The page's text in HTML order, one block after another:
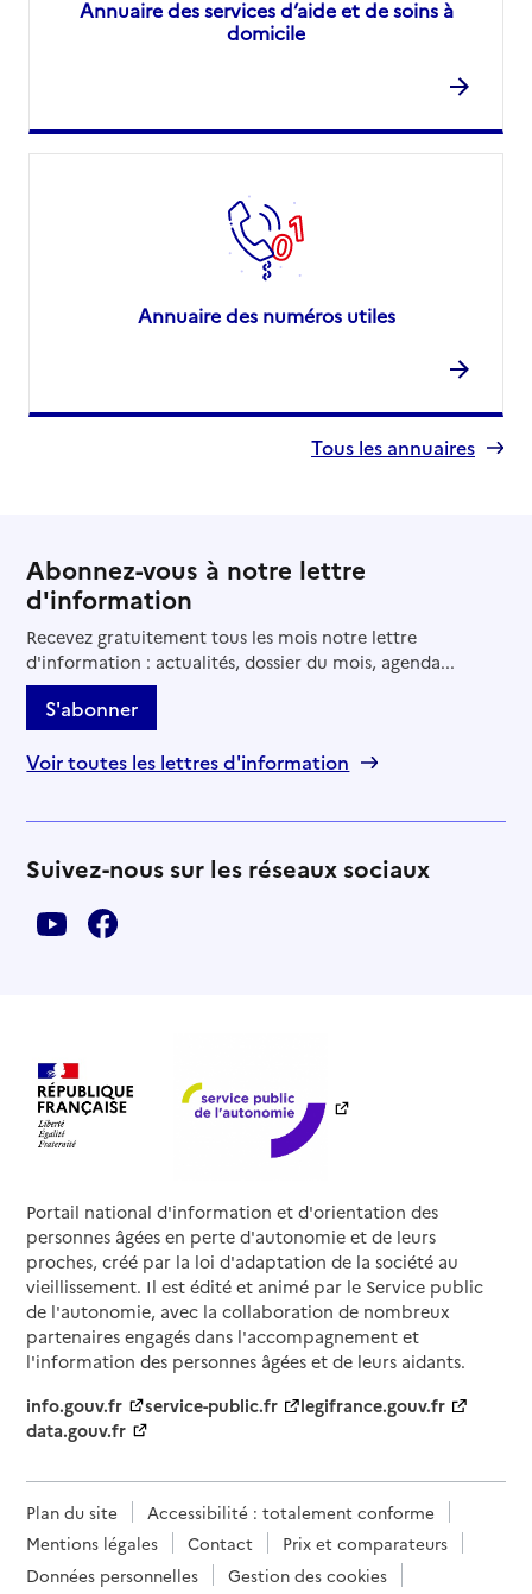
Annuaire des services d’aide et de soins à
domicile
Annuaire des numéros utiles
Tous les annuaires
Abonnez-vous à notre lettre
d'information
Recevez gratuitement tous les mois notre lettre
d'information : actualités, dossier du mois, agenda...
S'abonner
Voir toutes les lettres d'information
Suivez-nous sur les réseaux sociaux
Portail national d'information et d'orientation des
personnes âgées en perte d'autonomie et de leurs
proches, créé par la loi d'adaptation de la société au
vieillissement. Il est édité et animé par le Service public
de l'autonomie, avec la collaboration de nombreux
partenaires engagés dans l'accompagnement et
l'information des personnes âgées et de leurs aidants.
info.gouv.fr
service-public.fr
legifrance.gouv.fr
data.gouv.fr
Plan du site
Accessibilité : totalement conforme
Mentions légales
Contact
Prix et comparateurs
Données personnelles
Gestion des cookies